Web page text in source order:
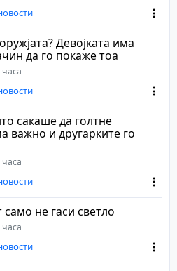
Девојката има
да го покаже тоа
сакаше да голтне
важно и другарките го
не гаси светло